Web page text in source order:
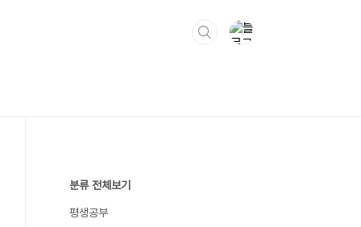
분류 전체보기
평생공부